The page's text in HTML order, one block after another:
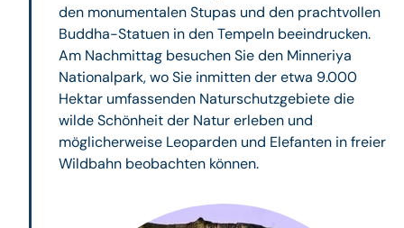
den monumentalen Stupas und den prachtvollen
Buddha-Statuen in den Tempeln beeindrucken.
Am Nachmittag besuchen Sie den Minneriya
Nationalpark, wo Sie inmitten der etwa 9.000
Hektar umfassenden Naturschutzgebiete die
wilde Schönheit der Natur erleben und
möglicherweise Leoparden und Elefanten in freier
Wildbahn beobachten können.